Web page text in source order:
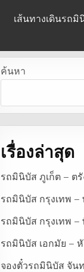
เส้นทางเดินรถมิ
ค้นหา
เรื่องล่าสุด
รถมินิบัส ภูเก็ต – ตรั
รถมินิบัส กรุงเทพ
รถมินิบัส กรุงเทพ –
รถมินิบัส เอกมัย –
จองตั๋วรถมินิบัส จัน